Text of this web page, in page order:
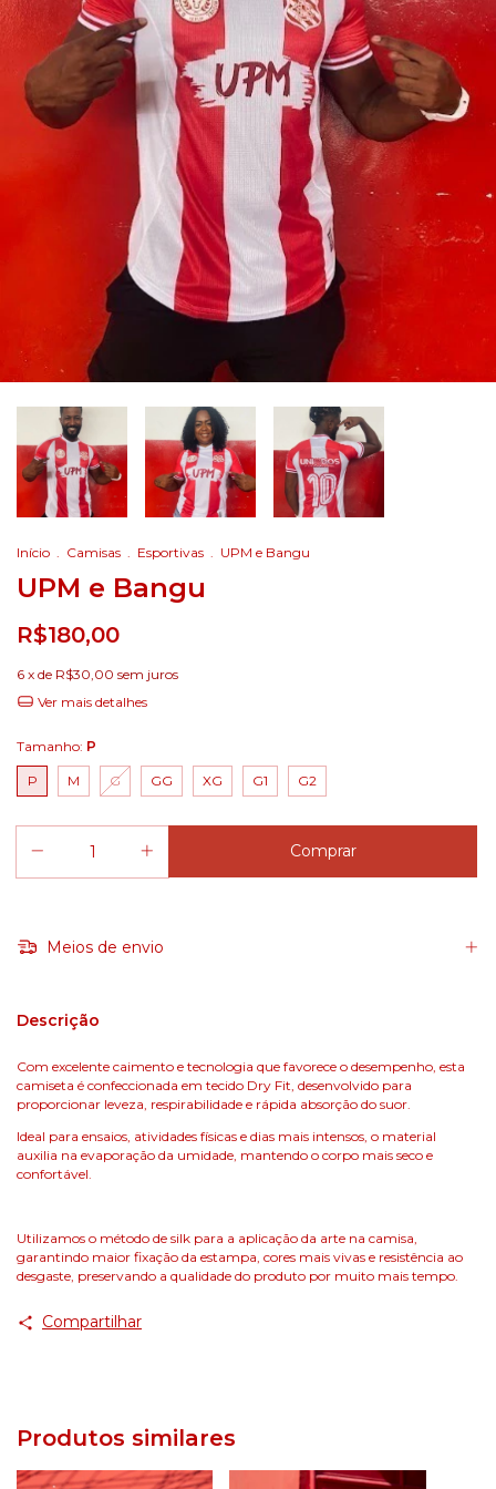
Início Camisas Esportivas UPM e Bangu
UPM e Bangu
R$180,00
6 x de R$30,00 sem juros
Ver mais detalhes
Tamanho: P
P M G GG XG G1 G2
Meios de envio
Descrição
Com excelente caimento e tecnologia que favorece o desempenho, esta
camiseta é confeccionada em tecido Dry Fit, desenvolvido para
proporcionar leveza, respirabilidade e rápida absorção do suor.
Ideal para ensaios, atividades físicas e dias mais intensos, o material
auxilia na evaporação da umidade, mantendo o corpo mais seco e
confortável.
Utilizamos o método de silk para a aplicação da arte na camisa,
garantindo maior fixação da estampa, cores mais vivas e resistência ao
desgaste, preservando a qualidade do produto por muito mais tempo.
Compartilhar
Produtos similares